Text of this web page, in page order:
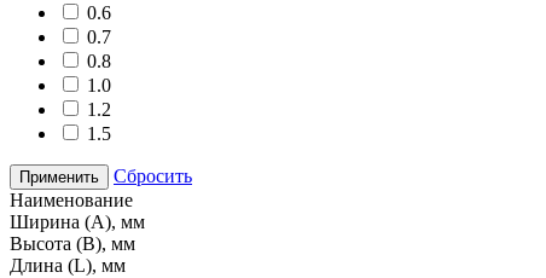
0.6
0.7
0.8
1.0
1.2
1.5
Применить
Сбросить
Наименование
Ширина (А), мм
Высота (В), мм
Длина (L), мм